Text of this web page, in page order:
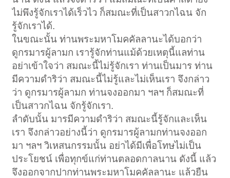
ไม่พึงรู้จักเราได้เร็วไว ก็สมณะที่เป็นสาวกไฉน จัก
รู้จักเราได้.
ในขณะนั้น ท่านพระมหาโมคคัลลานะได้บอกว่า
ดูกรมารผู้ลามก เรารู้จักท่านแม้ด้วยเหตุนี้แลท่าน
อย่าเข้าใจว่า สมณะนี้ไม่รู้จักเรา ท่านเป็นมาร ท่าน
มีความดำริว่า สมณะนี้ไม่รู้และไม่เห็นเรา จึงกล่าว
ว่า ดูกรมารผู้ลามก ท่านจงออกมา ฯลฯ ก็สมณะที่
เป็นสาวกไฉน จักรู้จักเรา.
ลำดับนั้น มารมีความดำริว่า สมณะนี้รู้จักและเห็น
เรา จึงกล่าวอย่างนี้ว่า ดูกรมารผู้ลามกท่านจงออก
มา ฯลฯ วิเหสนกรรมนั้น อย่าได้มีเพื่อโทษไม่เป็น
ประโยชน์ เพื่อทุกข์แก่ท่านตลอดกาลนาน ดังนี้ แล้ว
จึงออกจากปากท่านพระมหาโมคคัลลานะ แล้วยืน